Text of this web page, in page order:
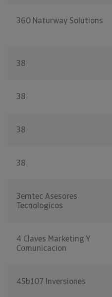
360 Naturway Solutions
38
38
38
38
3emtec Asesores
Tecnologicos
4 Claves Marketing Y
Comunicacion
45b107 Inversiones